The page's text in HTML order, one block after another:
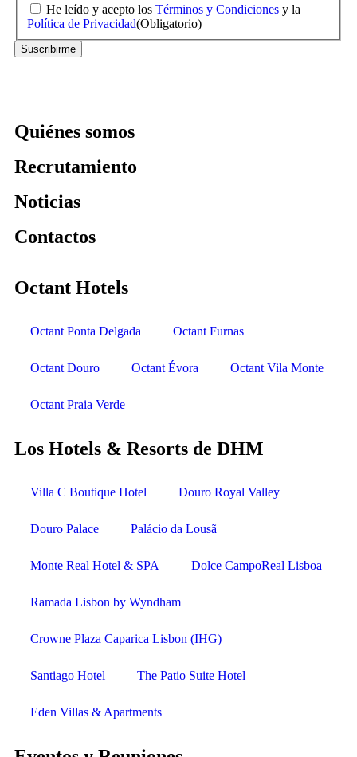
He leído y acepto los Términos y Condiciones y la
Política de Privacidad(Obligatorio)
Quiénes somos
Recrutamiento
Noticias
Contactos
Octant Hotels
Octant Ponta Delgada Octant Furnas
Octant Douro Octant Évora Octant Vila Monte
Octant Praia Verde
Los Hotels & Resorts de DHM
Villa C Boutique Hotel Douro Royal Valley
Douro Palace Palácio da Lousã
Monte Real Hotel & SPA Dolce CampoReal Lisboa
Ramada Lisbon by Wyndham
Crowne Plaza Caparica Lisbon (IHG)
Santiago Hotel The Patio Suite Hotel
Eden Villas & Apartments